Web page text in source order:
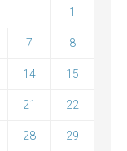
1
7 8
14 15
21 22
28 29